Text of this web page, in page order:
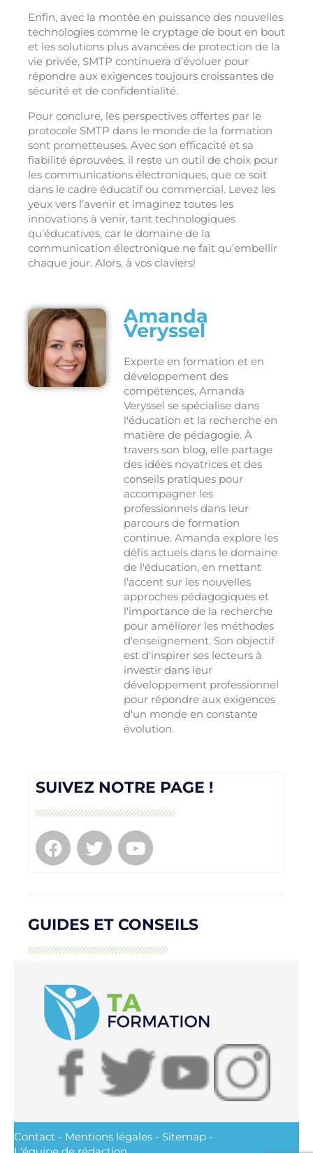
Enfin, avec la montée en puissance des nouvelles
technologies comme le cryptage de bout en bout
et les solutions plus avancées de protection de la
vie privée, SMTP continuera d’évoluer pour
répondre aux exigences toujours croissantes de
sécurité et de confidentialité.
Pour conclure, les perspectives offertes par le
protocole SMTP dans le monde de la formation
sont prometteuses. Avec son efficacité et sa
fiabilité éprouvées, il reste un outil de choix pour
les communications électroniques, que ce soit
dans le cadre éducatif ou commercial. Levez les
yeux vers l’avenir et imaginez toutes les
innovations à venir, tant technologiques
qu’éducatives, car le domaine de la
communication électronique ne fait qu’embellir
chaque jour. Alors, à vos claviers!
Amanda
Veryssel
Experte en formation et en
développement des
compétences, Amanda
Veryssel se spécialise dans
l'éducation et la recherche en
matière de pédagogie. À
travers son blog, elle partage
des idées novatrices et des
conseils pratiques pour
accompagner les
professionnels dans leur
parcours de formation
continue. Amanda explore les
défis actuels dans le domaine
de l'éducation, en mettant
l'accent sur les nouvelles
approches pédagogiques et
l'importance de la recherche
pour améliorer les méthodes
d'enseignement. Son objectif
est d'inspirer ses lecteurs à
investir dans leur
développement professionnel
pour répondre aux exigences
d'un monde en constante
évolution.
SUIVEZ NOTRE PAGE !
GUIDES ET CONSEILS
Contact - Mentions légales - Sitemap -